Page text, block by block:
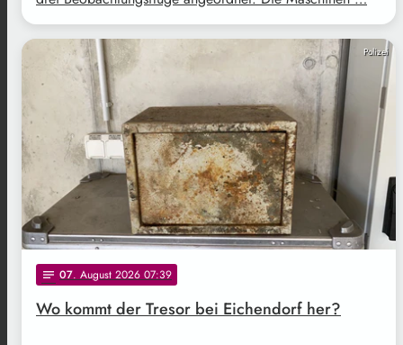
Polizei
notes 07. August 2026 07:39
Wo kommt der Tresor bei Eichendorf her?